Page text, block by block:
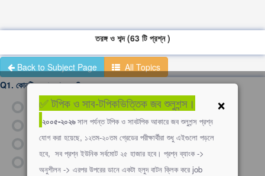
তরঙ্গ ও শব্দ (63 টি প্রশ্ন )
Back to Subject Page
All Topics
Q1. কোনটি অনুপ্রস্থ তরঙ্গ?
শব্দ তরঙ্গ
আলোক তরঙ্গ
তড়িৎ চৌম্বক তরঙ্গ
ভূমিকম্প তরঙ্গ
×
✅ টপিক ও সাব-টপিকভিত্তিক জব শুলুশন্স।
২০০৫-২০২৬সাল পর্যন্ত টপিক ও সাবটপিক আকারে জব শুলুশন্স প্রশ্ন
যোগ করা হয়েছে, ১২তম-২০তম গ্রেডের পরীক্ষার্থীরা শুধু এইগুলো পড়লে
হবে, সব প্রশ্ন ইউনিক সর্বমোট ২৫ হাজার হবে। প্রশ্ন ব্যাংক ->
অনুশীলন -> এরপর উপরের ডানে একটা হলুদ বাটন ক্লিক করে job